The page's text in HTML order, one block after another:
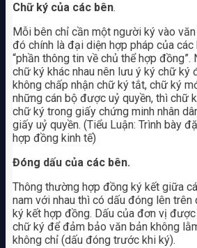
Chữ ký của các bên.
Mỗi bên chỉ cần một người ký vào
đó chính là đại diện hợp pháp của
“phần thông tin về chủ thể hợp
chữ ký khác nhau nên lưu ý ký chữ ký
không chấp nhận chữ ký tắt, chữ ký
những cán bộ được uỷ quyền, thì chữ
chữ ký trong giấy chứng minh nhân
giấy uỷ quyền. (Tiểu Luận: Trình bày
hợp đồng kinh tế)
Đóng dấu của các bên.
Thông thường hợp đồng ký kết giữa
nam với nhau thì có dấu đóng lên
ký kết hợp đồng. Dấu của đơn vị
chữ ký để đảm bảo văn bản không
không chỉ (dấu đóng trước khi ký).